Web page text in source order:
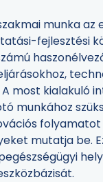
munka
fejlesztési
most kialakuló
munkához
mutatja be.